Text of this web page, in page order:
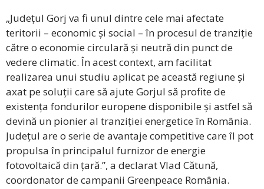
„Județul Gorj va fi unul dintre cele mai afectate
teritorii – economic și social – în procesul de tranziție
către o economie circulară și neutră din punct de
vedere climatic. În acest context, am facilitat
realizarea unui studiu aplicat pe această regiune și
axat pe soluții care să ajute Gorjul să profite de
existența fondurilor europene disponibile și astfel să
devină un pionier al tranziției energetice în România.
Județul are o serie de avantaje competitive care îl pot
propulsa în principalul furnizor de energie
fotovoltaică din țară.”, a declarat Vlad Cătună,
coordonator de campanii Greenpeace România.